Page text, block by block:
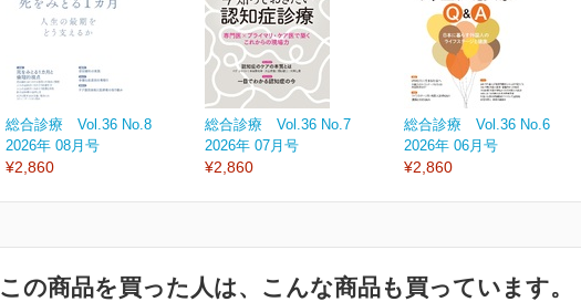
総合診療 Vol.36 No.8
2026年 08月号
¥2,860
総合診療 Vol.36 No.7
2026年 07月号
¥2,860
総合診療 Vol.36 No.6
2026年 06月号
¥2,860
この商品を買った人は、こんな商品も買っています。